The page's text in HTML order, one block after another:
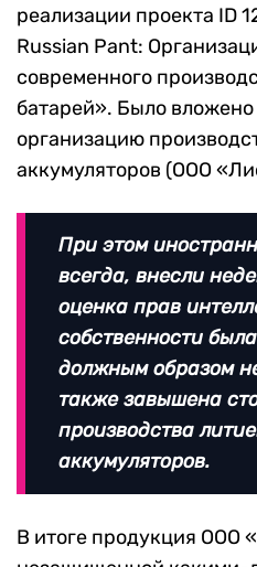
реализации проекта ID
Russian Pant:
современного
батарей». Было
организацию
аккумуляторов (ООО
При этом
всегда, внесли
оценка прав
собственности
должным образом
также завышена
производства
аккумуляторов.
В итоге продукция ООО